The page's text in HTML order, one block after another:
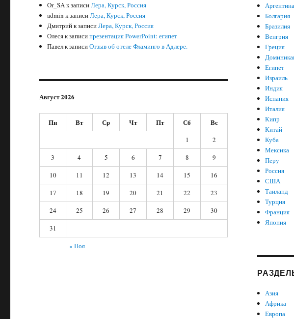
Or_SAк записиЛера, Курск, Россия
admin к записиЛера, Курск, Россия
Дмитрийк записиЛера, Курск, Россия
Олесяк записипрезентация PowerPoint: египет
Павелк записиОтзыв об отеле Фламинго в Адлере.
Август 2026
Пн Вт Ср Чт Пт Сб Вс
1
2
3
4 5 6 7 8
9
10
11 12 13 14 15
16
17
18 19 20 21 22
23
24
25 26 27 28 29
30
31
« Ноя
Аргентина
Болгария
Бразилия
Венгрия
Греция
Египет
Израиль
Индия
Испания
Италия
Кипр
Китай
Куба
Мексика
Перу
Россия
США
Таиланд
Турция
Франция
Япония
Азия
Африка
Европа